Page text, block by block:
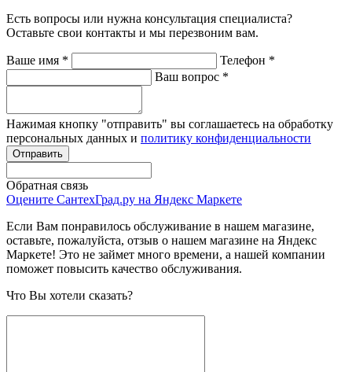
Есть вопросы или нужна консультация специалиста?
Оставьте свои контакты и мы перезвоним вам.
Ваше имя * Телефон *
Ваш вопрос *
Нажимая кнопку "отправить" вы соглашаетесь на обработку
персональных данных и политику конфиденциальности
Обратная связь
Оцените СантехГрад.ру на Яндекс Маркете
Если Вам понравилось обслуживание в нашем магазине,
оставьте, пожалуйста, отзыв о нашем магазине на Яндекс
Маркете! Это не займет много времени, а нашей компании
поможет повысить качество обслуживания.
Что Вы хотели сказать?